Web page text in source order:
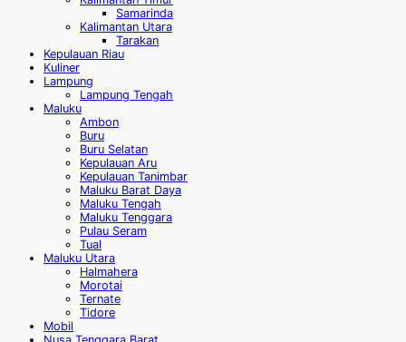
Samarinda
Kalimantan Utara
Tarakan
Kepulauan Riau
Kuliner
Lampung
Lampung Tengah
Maluku
Ambon
Buru
Buru Selatan
Kepulauan Aru
Kepulauan Tanimbar
Maluku Barat Daya
Maluku Tengah
Maluku Tenggara
Pulau Seram
Tual
Maluku Utara
Halmahera
Morotai
Ternate
Tidore
Mobil